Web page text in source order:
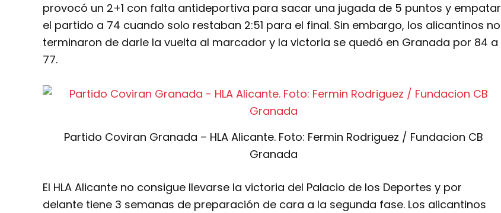
provocó un 2+1 con falta antideportiva para sacar una jugada de 5 puntos y empatar
el partido a 74 cuando solo restaban 2:51 para el final. Sin embargo, los alicantinos no
terminaron de darle la vuelta al marcador y la victoria se quedó en Granada por 84 a
77.
Partido Coviran Granada – HLA Alicante. Foto: Fermin Rodriguez / Fundacion CB
Granada
El HLA Alicante no consigue llevarse la victoria del Palacio de los Deportes y por
delante tiene 3 semanas de preparación de cara a la segunda fase. Los alicantinos